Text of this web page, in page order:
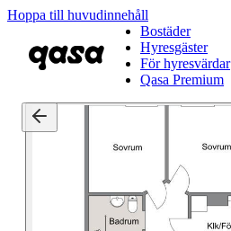
Hoppa till huvudinnehåll
Bostäder
Hyresgäster
För hyresvärdar
Qasa Premium